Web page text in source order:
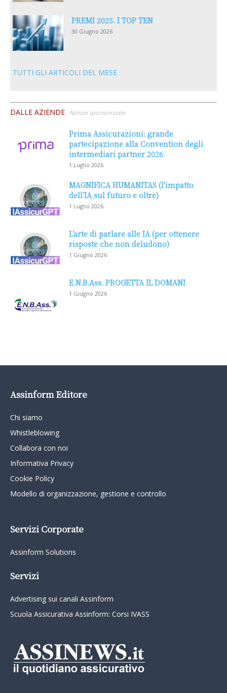
PREMI 2025. I TOP TEN
30 Giugno 2026
TUTTI GLI ARTICOLI DEL MESE
DALLE AZIENDE Notizie sponsorizzate
Prima Assicurazioni: grande
partecipazione alla Convention degli
intermediari partner 2026
1 Luglio 2026
MAGNIFICA HUMANITAS (l’impatto
dell’IA sul futuro e oltre)
1 Luglio 2026
L’arte di parlare alle IA (per ottenere
risposte che non deludono)
1 Giugno 2026
E.N.B.Ass. PROGETTA IL DOMANI
1 Giugno 2026
Assinform Editore
Chi siamo
Whistleblowing
Collabora con noi
Informativa Privacy
Cookie Policy
Modello di organizzazione, gestione e controllo
Servizi Corporate
Assinform Solutions
Servizi
Advertising sui canali Assinform
Scuola Assicurativa Assinform: Corsi IVASS